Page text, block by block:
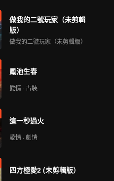
做我的二號玩家（未剪輯
版）
做我的二號玩家（未剪輯版）
鳳池生春
愛情 · 古裝
這一秒過火
愛情 · 劇情
四方極愛2 (未剪輯版）